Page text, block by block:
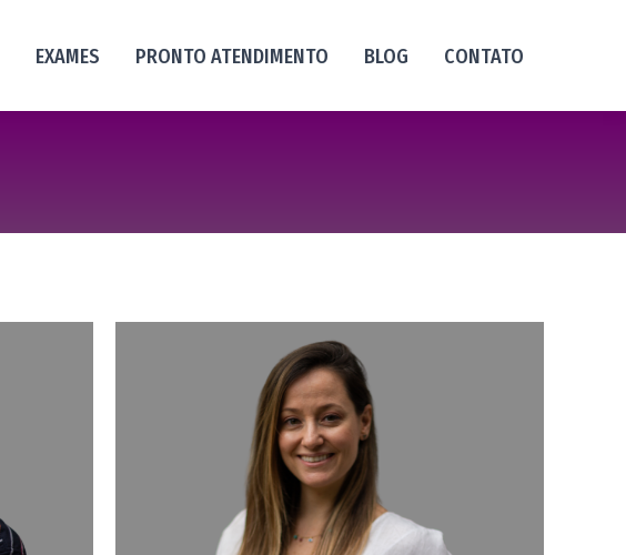
EXAMES PRONTO ATENDIMENTO BLOG CONTATO